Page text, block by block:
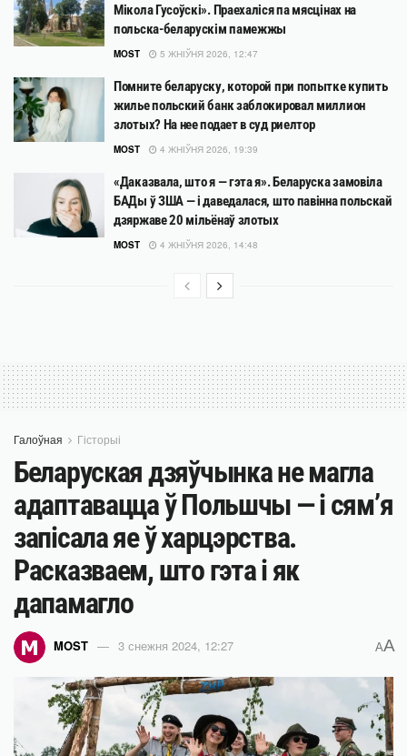
Мікола Гусоўскі». Праехаліся па мясцінах на
польска-беларускім памежжы
MOST 5 ЖНІЎНЯ 2026, 12:47
Помните беларуску, которой при попытке купить
жилье польский банк заблокировал миллион
злотых? На нее подает в суд риелтор
MOST 4 ЖНІЎНЯ 2026, 19:39
«Даказвала, што я — гэта я». Беларуска замовіла
БАДы ў ЗША — і даведалася, што павінна польскай
дзяржаве 20 мільёнаў злотых
MOST 4 ЖНІЎНЯ 2026, 14:48
Галоўная Гісторыі
Беларуская дзяўчынка не магла
адаптавацца ў Польшчы — і сям’я
запісала яе ў харцэрства.
Расказваем, што гэта і як
дапамагло
MOST 3 снежня 2024, 12:27 AA